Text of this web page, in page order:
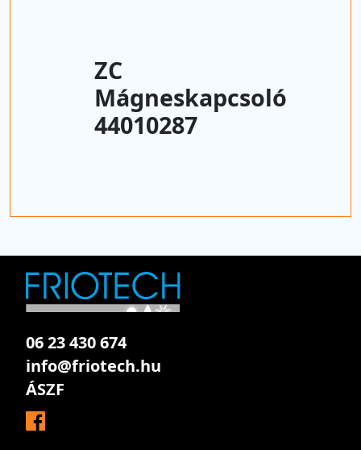
ZC
Mágneskapcsoló
44010287
06 23 430 674
info@friotech.hu
ÁSZF